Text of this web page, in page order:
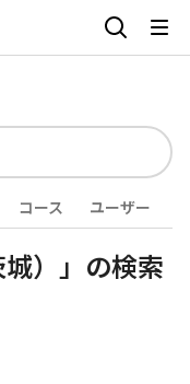
コース ユーザー
）」の検索